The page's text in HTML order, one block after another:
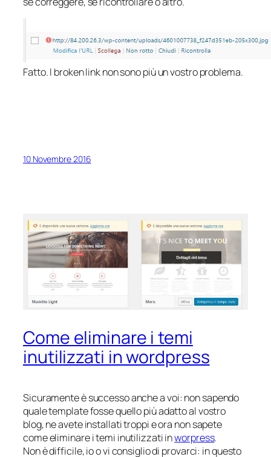
Fatto. I broken link non sono più un vostro problema.
10 Novembre 2016
Come eliminare i temi
inutilizzati in wordpress
Sicuramente è successo anche a voi: non sapendo
quale template fosse quello più adatto al vostro
blog, ne avete installati troppi e ora non sapete
come eliminare i temi inutilizzati inworpress.
Non è difficile, io o vi consiglio di provarci: in questo